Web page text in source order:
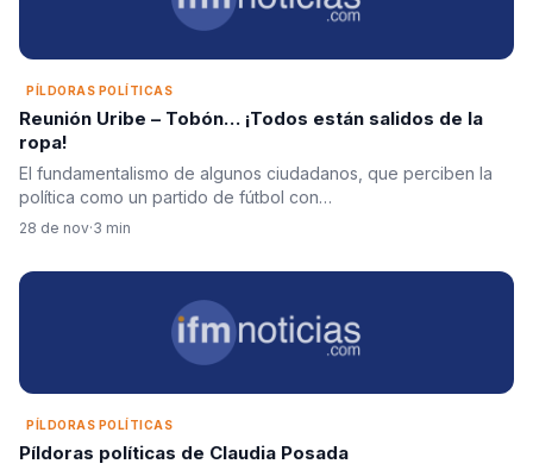
PÍLDORAS POLÍTICAS
Reunión Uribe – Tobón… ¡Todos están salidos de la
ropa!
El fundamentalismo de algunos ciudadanos, que perciben la
política como un partido de fútbol con…
28 de nov·3 min
PÍLDORAS POLÍTICAS
Píldoras políticas de Claudia Posada